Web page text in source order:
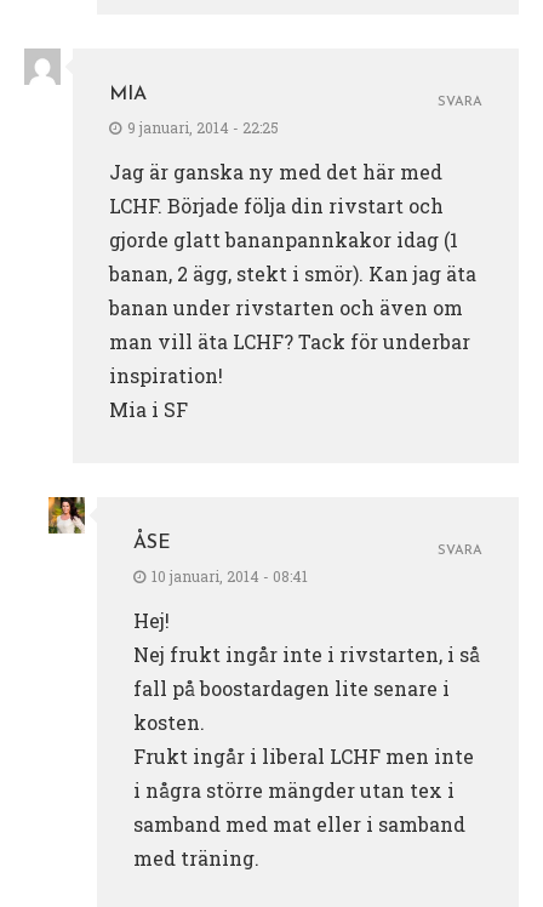
MIA
9 januari, 2014 - 22:25
Jag är ganska ny med det här med
LCHF. Började följa din rivstart och
gjorde glatt bananpannkakor idag (1
banan, 2 ägg, stekt i smör). Kan jag äta
banan under rivstarten och även om
man vill äta LCHF? Tack för underbar
inspiration!
Mia i SF
SVARA
ÅSE
10 januari, 2014 - 08:41
Hej!
Nej frukt ingår inte i rivstarten, i så
fall på boostardagen lite senare i
kosten.
Frukt ingår i liberal LCHF men inte
i några större mängder utan tex i
samband med mat eller i samband
med träning.
SVARA